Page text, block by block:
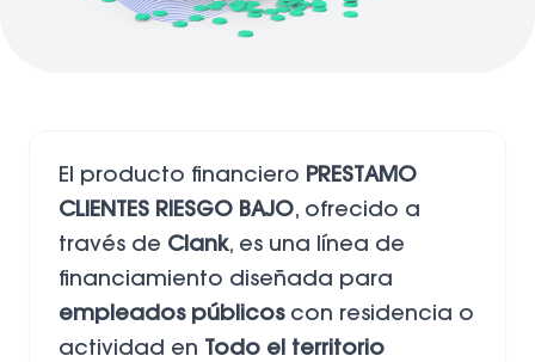
El producto financiero PRESTAMO
CLIENTES RIESGO BAJO, ofrecido a
través de Clank, es una línea de
financiamiento diseñada para
empleados públicoscon residencia o
actividad en
Todo el territorio